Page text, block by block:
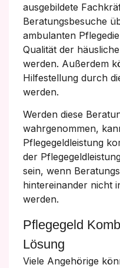
ausgebildete
Beratungsbesuche
ambulanten
Qualität der
werden. Außerdem
Hilfestellung durch
werden.
Werden diese
wahrgenommen,
Pflegegeldleistung
der
sein, wenn
hintereinander nicht
werden.
Pflegegeld
Lösung
Viele Angehörige